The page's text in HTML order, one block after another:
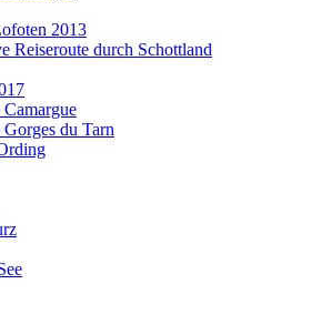
2013
Reiseroute durch Schottland
du Tarn